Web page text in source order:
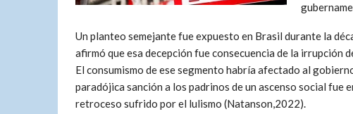
Un planteo semejante fue expuesto en Brasil durante la
afirmó que esa decepción fue consecuencia de la irrupción
El consumismo de ese segmento habría afectado al
paradójica sanción a los padrinos de un ascenso social fue
retroceso sufrido por el lulismo (Natanson,2022).